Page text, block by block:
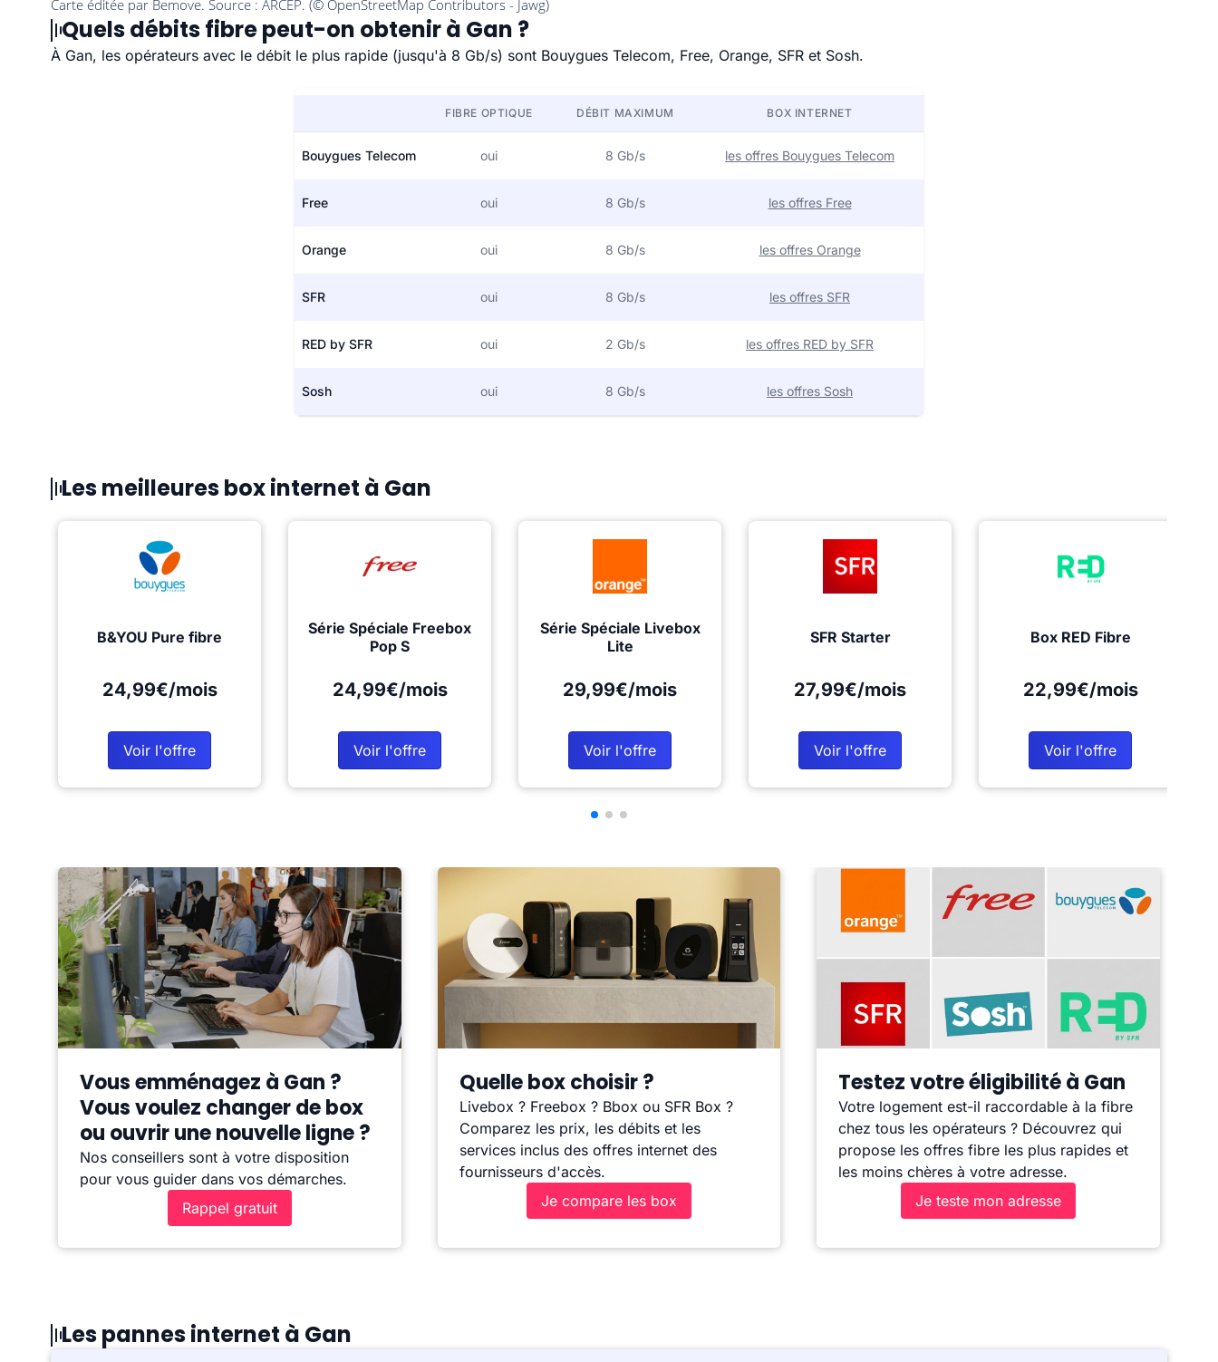
Quels débits fibre peut-on obtenir à Gan ?
À Gan, les opérateurs avec le débit le plus rapide (jusqu'à 8 Gb/s) sont Bouygues Telecom, Free, Orange, SFR et Sosh.
FIBRE OPTIQUE DÉBIT MAXIMUM BOX INTERNET
Bouygues Telecom oui 8 Gb/s les offres Bouygues Telecom
Free oui 8 Gb/s les offres Free
Orange oui 8 Gb/s les offres Orange
SFR oui 8 Gb/s les offres SFR
RED by SFR oui 2 Gb/s les offres RED by SFR
Sosh oui 8 Gb/s les offres Sosh
Les meilleures box internet à Gan
B&YOU Pure fibre
24,99€/mois
Voir l'offre
Série Spéciale Freebox
Pop S
24,99€/mois
Voir l'offre
Série Spéciale Livebox
Lite
29,99€/mois
Voir l'offre
SFR Starter
27,99€/mois
Voir l'offre
Box RED Fibre
22,99€/mois
Voir l'offre
Vous emménagez à Gan ?
Vous voulez changer de box
ou ouvrir une nouvelle ligne ?
Nos conseillers sont à votre disposition
pour vous guider dans vos démarches.
Rappel gratuit
Quelle box choisir ?
Livebox ? Freebox ? Bbox ou SFR Box ?
Comparez les prix, les débits et les
services inclus des offres internet des
fournisseurs d'accès.
Je compare les box
Testez votre éligibilité à Gan
Votre logement est-il raccordable à la fibre
chez tous les opérateurs ? Découvrez qui
propose les offres fibre les plus rapides et
les moins chères à votre adresse.
Je teste mon adresse
Les pannes internet à Gan